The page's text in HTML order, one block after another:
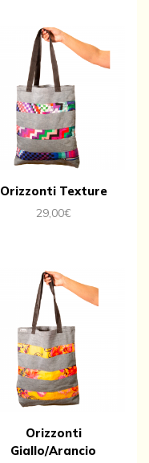
Orizzonti Texture
29,00€
Orizzonti
Giallo/Arancio